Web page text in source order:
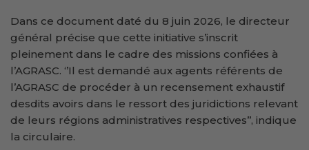
Dans ce document daté du 8 juin 2026, le directeur
général précise que cette initiative s’inscrit
pleinement dans le cadre des missions confiées à
l’AGRASC. ‘’Il est demandé aux agents référents de
l’AGRASC de procéder à un recensement exhaustif
desdits avoirs dans le ressort des juridictions relevant
de leurs régions administratives respectives’’, indique
la circulaire.